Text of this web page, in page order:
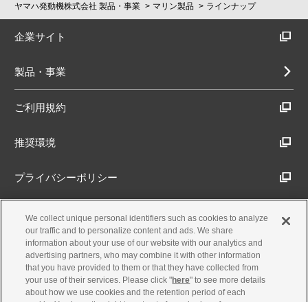
ヤマハ発動機株式会社 製品・事業 マリン製品 ラインナップ
企業サイト
製品・事業
ご利用規約
推奨環境
プライバシーポリシー
Cookieポリシー
アクセシビリティ方針
古物営業法に基づく表示
We collect unique personal identifiers such as cookies to analyze
our traffic and to personalize content and ads. We share
information about your use of our website with our analytics and
advertising partners, who may combine it with other information
that you have provided to them or that they have collected from
your use of their services. Please click "here" to see more details
about how we use cookies and the retention period of each